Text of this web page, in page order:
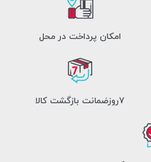
امکان پرداخت در محل
7روزضمانت بازگشت کالا